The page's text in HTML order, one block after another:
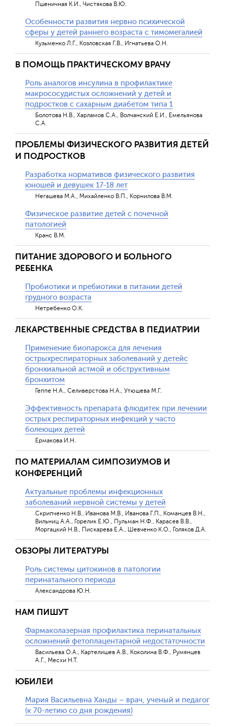
Пшеничная К.И., Чистякова В.Ю.
Особенности развития нервно психической
сферы у детей раннего возраста с тимомегалией
Кузьменко Л.Г., Козловская Г.В., Игнатьева О.Н.
В ПОМОЩЬ ПРАКТИЧЕСКОМУ ВРАЧУ
Роль аналогов инсулина в профилактике
макрососудистых осложнений у детей и
подростков с сахарным диабетом типа 1
Болотова Н.В., Харламов С.А., Волчанский Е.И., Емельянова
С.А.
ПРОБЛЕМЫ ФИЗИЧЕСКОГО РАЗВИТИЯ ДЕТЕЙ
И ПОДРОСТКОВ
Разработка нормативов физического развития
юношей и девушек 17-18 лет
Негашева М.А., Михайленко В.П., Корнилова В.М.
Физическое развитие детей с почечной
патологией
Кранс В.М.
ПИТАНИЕ ЗДОРОВОГО И БОЛЬНОГО
РЕБЕНКА
Пробиотики и пребиотики в питании детей
грудного возраста
Нетребенко О.К.
ЛЕКАРСТВЕННЫЕ СРЕДСТВА В ПЕДИАТРИИ
Применение биопарокса для лечения
острыхреспираторных заболеваний у детейс
бронхиальной астмой и обструктивным
бронхитом
Геппе Н.А., Селиверстова Н.А., Утюшева М.Г.
Эффективность препарата флюдитек при лечении
острых респираторных инфекций у часто
болеющих детей
Ермакова И.Н.
ПО МАТЕРИАЛАМ СИМПОЗИУМОВ И
КОНФЕРЕНЦИЙ
Актуальные проблемы инфекционных
заболеваний нервной системы у детей
Скрипченко Н.В., Иванова М.В., Иванова Г.П., Команцев В.Н.,
Вильниц А.А., Горелик Е.Ю., Пульман Н.Ф., Карасев В.В.,
Моргацкий Н.В., Пискарева Е.А., Шевченко К.О., Голяков Д.А.
ОБЗОРЫ ЛИТЕРАТУРЫ
Роль системы цитокинов в патологии
перинатального периода
Александрова Ю.Н.
НАМ ПИШУТ
Фармаколазерная профилактика перинатальных
осложнений фетоплацентарной недостаточности
Васильева О.А., Картелишев А.В., Коколина В.Ф., Румянцев
А.Г., Месхи Н.Т.
ЮБИЛЕИ
Мария Васильевна Ханды – врач, ученый и педагог
(к 70-летию со дня рождения)